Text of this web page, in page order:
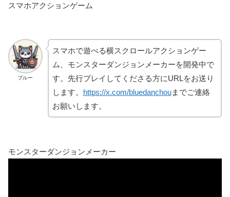
スマホアクションゲーム
ブルー
スマホで遊べる横スクロールアクションゲー
ム、モンスターダンジョンメーカーを開発中で
す。先行プレイしてくださる方にURLをお送り
します。 https://x.com/bluedanchouまでご連絡
お願いします。
モンスターダンジョンメーカー